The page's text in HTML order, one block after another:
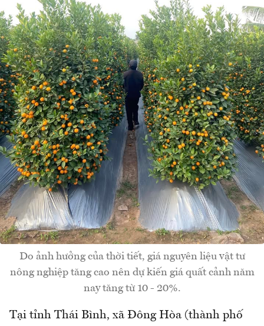
Do ảnh hưởng của thời tiết, giá nguyên liệu vật tư
nông nghiệp tăng cao nên dự kiến giá quất cảnh năm
nay tăng từ 10 - 20%.
Tại tỉnh Thái Bình, xã Đông Hòa (thành phố